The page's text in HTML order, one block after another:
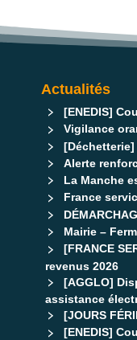
Actualités
[ENEDIS]
Vigilance
Alerte
La Manche
France
Mairie –
[FRANCE
revenus 2026
[AGGLO]
assistance
[JOURS
[ENEDIS]